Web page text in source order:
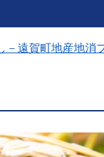
－遠賀町地産地消